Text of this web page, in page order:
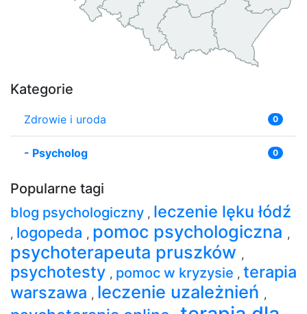
Kategorie
Zdrowie i uroda 0
- Psycholog 0
Popularne tagi
blog psychologiczny , leczenie lęku łódź
, logopeda , pomoc psychologiczna ,
psychoterapeuta pruszków ,
psychotesty , pomoc w kryzysie , terapia
warszawa , leczenie uzależnień ,